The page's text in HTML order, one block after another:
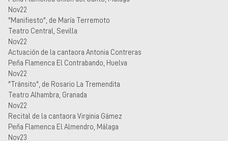
Nov22
"Manifiesto", de María Terremoto
Teatro Central, Sevilla
Nov22
Actuación de la cantaora Antonia Contreras
Peña Flamenca El Contrabando, Huelva
Nov22
"Tránsito", de Rosario La Tremendita
Teatro Alhambra, Granada
Nov22
Recital de la cantaora Virginia Gámez
Peña Flamenca El Almendro, Málaga
Nov23